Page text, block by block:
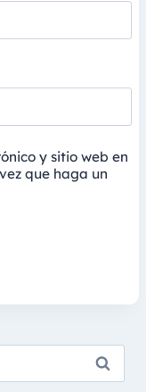
y sitio web en
que haga un